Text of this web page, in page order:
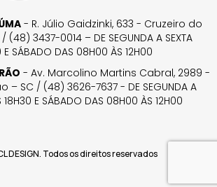
- R. Júlio Gaidzinki, 633 - Cruzeiro do
3437-0014 – DE SEGUNDA A SEXTA
E SÁBADO DAS 08H00 ÀS 12H00
- Av. Marcolino Martins Cabral, 2989 -
SC / (48) 3626-7637 - DE SEGUNDA A
18H30 E SÁBADO DAS 08H00 ÀS 12H00
DESIGN. Todos os direitos reservados